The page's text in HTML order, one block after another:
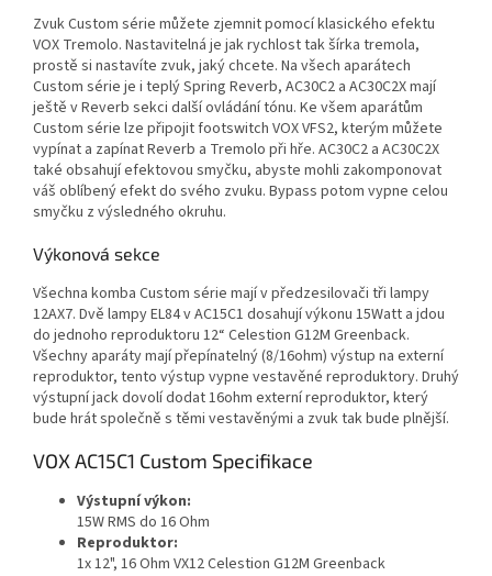
Zvuk Custom série můžete zjemnit pomocí klasického efektu
VOX Tremolo. Nastavitelná je jak rychlost tak šírka tremola,
prostě si nastavíte zvuk, jaký chcete. Na všech aparátech
Custom série je i teplý Spring Reverb, AC30C2 a AC30C2X mají
ještě v Reverb sekci další ovládání tónu. Ke všem aparátům
Custom série lze připojit footswitch VOX VFS2, kterým můžete
vypínat a zapínat Reverb a Tremolo při hře. AC30C2 a AC30C2X
také obsahují efektovou smyčku, abyste mohli zakomponovat
váš oblíbený efekt do svého zvuku. Bypass potom vypne celou
smyčku z výsledného okruhu.
Výkonová sekce
Všechna komba Custom série mají v předzesilovači tři lampy
12AX7. Dvě lampy EL84 v AC15C1 dosahují výkonu 15Watt a jdou
do jednoho reproduktoru 12“ Celestion G12M Greenback.
Všechny aparáty mají přepínatelný (8/16ohm) výstup na externí
reproduktor, tento výstup vypne vestavěné reproduktory. Druhý
výstupní jack dovolí dodat 16ohm externí reproduktor, který
bude hrát společně s těmi vestavěnými a zvuk tak bude plnější.
VOX AC15C1 Custom Specifikace
Výstupní výkon:
15W RMS do 16 Ohm
Reproduktor:
1x 12", 16 Ohm VX12 Celestion G12M Greenback